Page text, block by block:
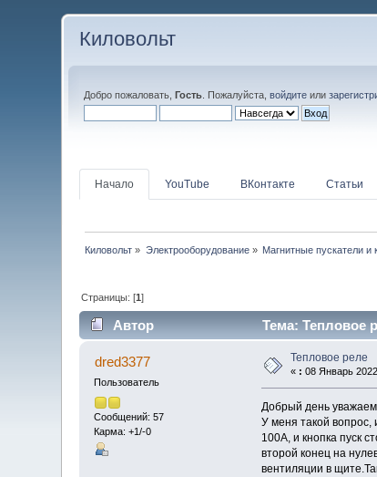
Киловольт
Добро пожаловать,Гость . Пожалуйста,войдите или
Начало YouTube ВКонтакте Статьи
Киловольт » Электрооборудование» Магнитные пускатели и
Страницы: [1]
Автор Тема: Тепловое
dred3377
Пользователь
Сообщений: 57
Карма: +1/-0
Тепловое реле
« : 08 Январь
Добрый день
У меня такой вопрос,
100А, и кнопка пуск
второй конец на
вентиляции в